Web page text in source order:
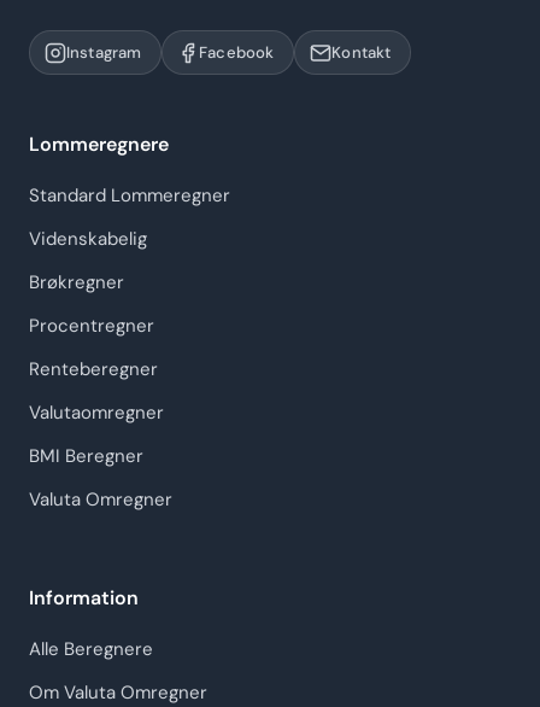
Instagram Facebook Kontakt
Lommeregnere
Standard Lommeregner
Videnskabelig
Brøkregner
Procentregner
Renteberegner
Valutaomregner
BMI Beregner
Valuta Omregner
Information
Alle Beregnere
Om Valuta Omregner